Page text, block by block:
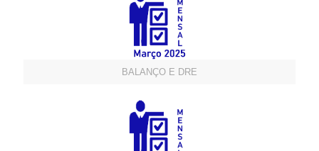
BALANÇO E DRE